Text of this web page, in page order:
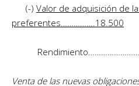
(-) Valor de adquisición de
preferentes…………….18.500
Venta de las nuevas